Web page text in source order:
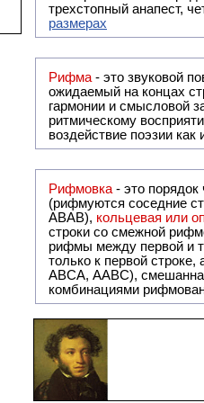
трехстопный анапест,
размерах
Рифма - это звуковой повтор, традиционно используемый в поэзии и, как
ожидаемый на концах
гармонии и смысловой
ритмическому
воздействие поэзии
Рифмовка - это
(рифмуются соседние
ABAB), кольцевая или
строки со смежной
рифмы между первой и
только к первой
ABCA, AABC), смешанная или вольная рифмовка (рифмовка в сложных строфах с различными
комбинациями